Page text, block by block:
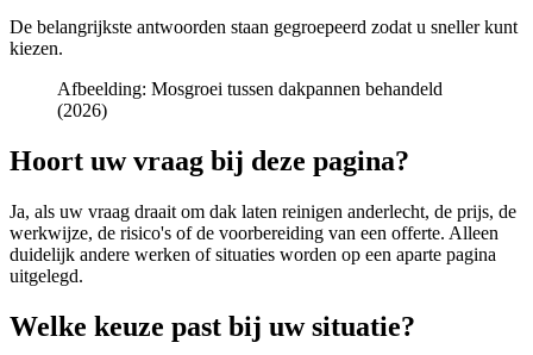
De belangrijkste antwoorden staan gegroepeerd zodat u sneller kunt
kiezen.
Afbeelding: Mosgroei tussen dakpannen behandeld
(2026)
Hoort uw vraag bij deze pagina?
Ja, als uw vraag draait om dak laten reinigen anderlecht, de prijs, de
werkwijze, de risico's of de voorbereiding van een offerte. Alleen
duidelijk andere werken of situaties worden op een aparte pagina
uitgelegd.
Welke keuze past bij uw situatie?